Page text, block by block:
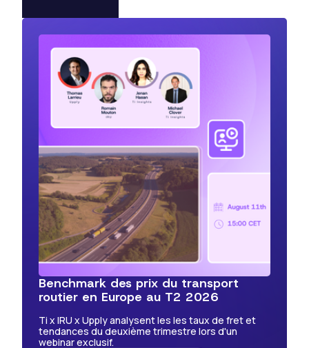
Benchmark des prix du transport
routier en Europe au T2 2026
Ti x IRU x Upply analysent les les taux de fret et
tendances du deuxième trimestre lors d'un
webinar exclusif.